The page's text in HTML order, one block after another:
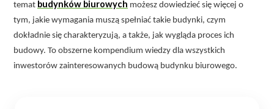
temat budynków biurowych możesz dowiedzieć się więcej o
tym, jakie wymagania muszą spełniać takie budynki, czym
dokładnie się charakteryzują, a także, jak wygląda proces ich
budowy. To obszerne kompendium wiedzy dla wszystkich
inwestorów zainteresowanych budową budynku biurowego.